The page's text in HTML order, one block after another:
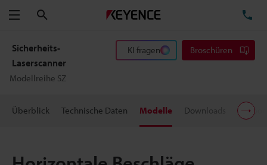
Menü
Sicherheits-
Laserscanner
Modellreihe SZ
KI fragen Broschüren
Überblick Technische Daten Modelle Downloads